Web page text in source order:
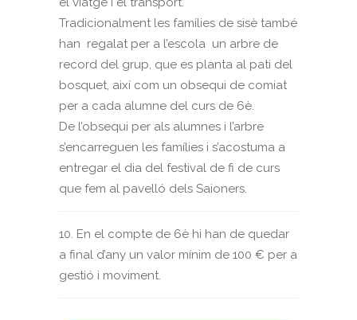
Tradicionalment les famílies de sisè també
han regalat per a l’escola un arbre de
record del grup, que es planta al pati del
bosquet, així com un obsequi de comiat
per a cada alumne del curs de 6è.
De l’obsequi per als alumnes i l’arbre
s’encarreguen les famílies i s’acostuma a
entregar el dia del festival de fi de curs
que fem al pavelló dels Saioners.
10. En el compte de 6è hi han de quedar
a final d’any un valor mínim de 100 € per a
gestió i moviment.